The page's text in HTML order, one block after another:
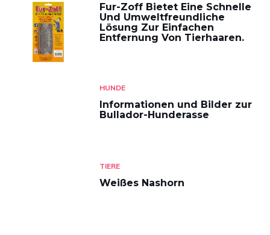
Fur-Zoff Bietet Eine Schnelle
Und Umweltfreundliche
Lösung Zur Einfachen
Entfernung Von Tierhaaren.
HUNDE
Informationen und Bilder zur
Bullador-Hunderasse
TIERE
Weißes Nashorn